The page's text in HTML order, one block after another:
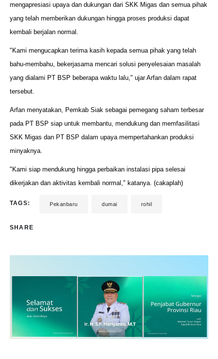
mengapresiasi upaya dan dukungan dari SKK Migas dan semua pihak
yang telah memberikan dukungan hingga proses produksi dapat
kembali berjalan normal.
"Kami mengucapkan terima kasih kepada semua pihak yang telah
bahu-membahu, bekerjasama mencari solusi penyelesaian masalah
yang dialami PT BSP beberapa waktu lalu," ujar Arfan dalam rapat
tersebut.
Arfan menyatakan, Pemkab Siak sebagai pemegang saham terbesar
pada PT BSP siap untuk membantu, mendukung dan memfasilitasi
SKK Migas dan PT BSP dalam upaya mempertahankan produksi
minyaknya.
"Kami siap mendukung hingga perbaikan instalasi pipa selesai
dikerjakan dan aktivitas kembali normal," katanya. (cakaplah)
TAGS: Pekanbaru dumai rohil
SHARE